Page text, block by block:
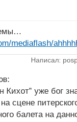
mediaflash/
Написал:
Кихот” уже бог
сцене
балета на